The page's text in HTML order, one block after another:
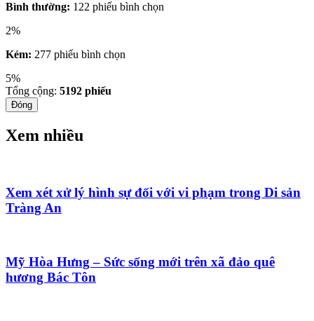
Bình thường: 122 phiếu bình chọn
2%
Kém: 277 phiếu bình chọn
5%
Tổng cộng: 5192 phiếu
Đóng
Xem nhiều
Xem xét xử lý hình sự đối với vi phạm trong Di sản
Tràng An
Mỹ Hòa Hưng – Sức sống mới trên xã đảo quê
hương Bác Tôn